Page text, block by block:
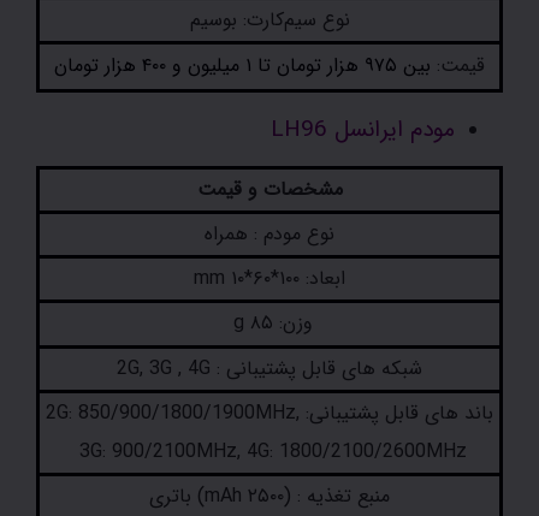
نوع سیم‌کارت: بوسیم
قیمت: بین ۹۷۵ هزار تومان تا ۱ میلیون و ۴۰۰ هزار تومان
مودم ایرانسل LH96
مشخصات و قیمت
نوع مودم : همراه
ابعاد: ۱۰۰*۶۰*۱۰ mm
وزن: ۸۵ g
شبکه های قابل پشتیبانی : 2G, 3G , 4G
باند های قابل پشتیبانی: 2G: 850/900/1800/1900MHz,
3G: 900/2100MHz, 4G: 1800/2100/2600MHz
منبع تغذیه : (۲۵۰۰ mAh) باتری